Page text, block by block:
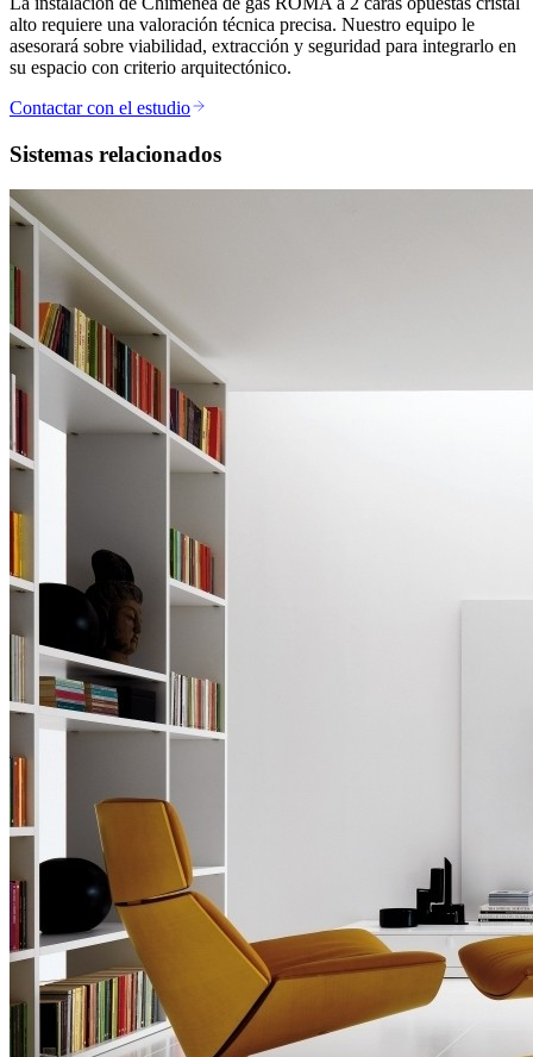
alto requiere una valoración técnica precisa. Nuestro equipo le
asesorará sobre viabilidad, extracción y seguridad para integrarlo en
su espacio con criterio arquitectónico.
Contactar con el estudio
Sistemas relacionados